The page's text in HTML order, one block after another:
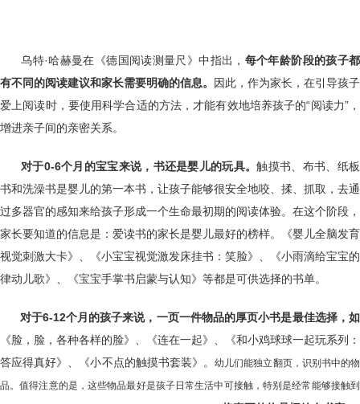
乌特·哈赫曼在《德国阅读测量尺》中指出， 每个年龄阶段的孩子都
有不同的阅读建议和家长需要明确的信息。 因此，作为家长，在引导孩子
爱上阅读时，要使用科学合适的方法，才能有效地培养孩子的“阅读力”，
增进亲子间的亲密关系。
对于0-6个月的宝宝来说， 书还是婴儿的玩具。触摸书、布书、纸板
书和洗澡书是婴儿的第一本书，让孩子能够很安全地咬、揉、抓取，去通
过多器官的感知来给孩子形成一个生命最初期的阅读体验。在这个阶段，
家长要知道的信息是：爱读书的家长是婴儿最好的榜样。《婴儿全脑发育
视觉刺激大卡》、《小宝宝视觉激发床挂书：笑脸》、《小雨滴给宝宝的
律动儿歌》、《宝宝手掌书启蒙与认知》等都是可供选择的书单。
对于6-12个月的孩子来说， 一页一件物品的厚页小书是最佳选择，如
《脸，脸，各种各样的脸》、《连在一起》、《和小鸡球球一起玩系列：
答应得真好》、《小不点的触摸书套装》。幼儿们能独立翻页，识别书中的物
品。值得注意的是，这些物品最好是孩子日常生活中可接触，特别是经常能够接触到